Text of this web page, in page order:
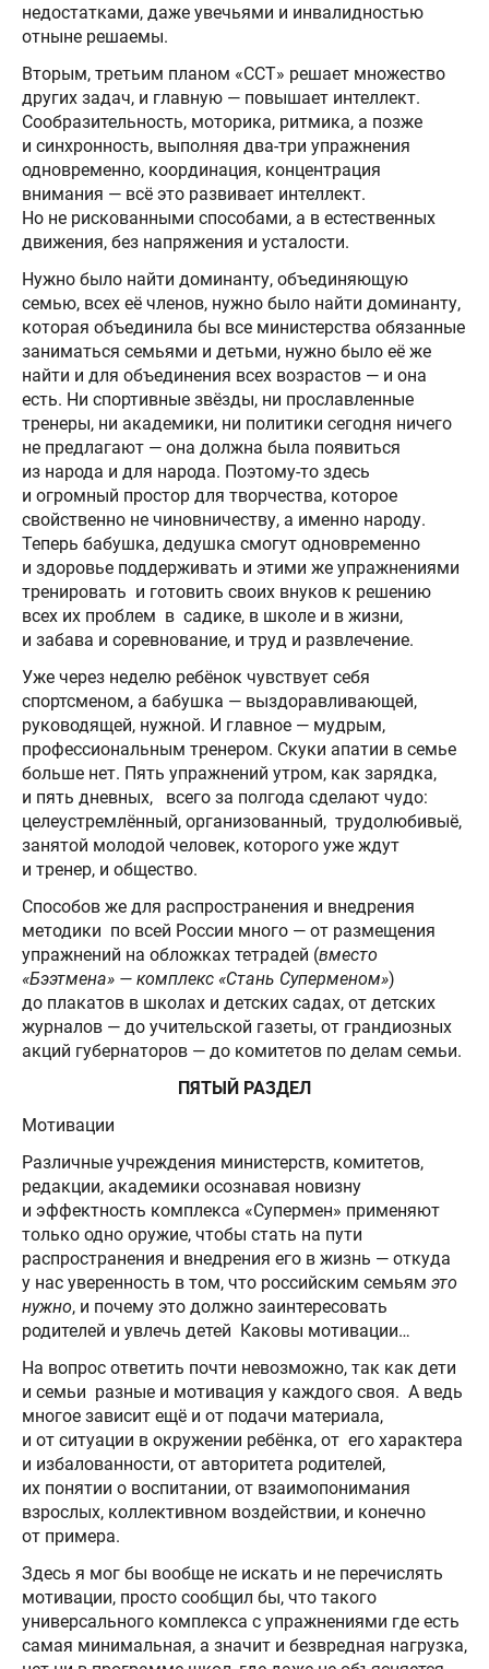
недостатками, даже увечьями и инвалидностью
отныне решаемы.
Вторым, третьим планом «ССТ» решает множество
других задач, и главную — повышает интеллект.
Сообразительность, моторика, ритмика, а позже
и синхронность, выполняя два-три упражнения
одновременно, координация, концентрация
внимания — всё это развивает интеллект.
Но не рискованными способами, а в естественных
движения, без напряжения и усталости.
Нужно было найти доминанту, объединяющую
семью, всех её членов, нужно было найти доминанту,
которая объединила бы все министерства обязанные
заниматься семьями и детьми, нужно было её же
найти и для объединения всех возрастов — и она
есть. Ни спортивные звёзды, ни прославленные
тренеры, ни академики, ни политики сегодня ничего
не предлагают — она должна была появиться
из народа и для народа. Поэтому-то здесь
и огромный простор для творчества, которое
свойственно не чиновничеству, а именно народу.
Теперь бабушка, дедушка смогут одновременно
и здоровье поддерживать и этими же упражнениями
тренировать и готовить своих внуков к решению
всех их проблем в садике, в школе и в жизни,
и забава и соревнование, и труд и развлечение.
Уже через неделю ребёнок чувствует себя
спортсменом, а бабушка — выздоравливающей,
руководящей, нужной. И главное — мудрым,
профессиональным тренером. Скуки апатии в семье
больше нет. Пять упражнений утром, как зарядка,
и пять дневных, всего за полгода сделают чудо:
целеустремлённый, организованный, трудолюбивыё,
занятой молодой человек, которого уже ждут
и тренер, и общество.
Способов же для распространения и внедрения
методики по всей России много — от размещения
упражнений на обложках тетрадей (вместо
«Бээтмена» — комплекс «Стань Суперменом»)
до плакатов в школах и детских садах, от детских
журналов — до учительской газеты, от грандиозных
акций губернаторов — до комитетов по делам семьи.
ПЯТЫЙ РАЗДЕЛ
Мотивации
Различные учреждения министерств, комитетов,
редакции, академики осознавая новизну
и эффектность комплекса «Супермен» применяют
только одно оружие, чтобы стать на пути
распространения и внедрения его в жизнь — откуда
у нас уверенность в том, что российским семьям это
нужно, и почему это должно заинтересовать
родителей и увлечь детей Каковы мотивации…
На вопрос ответить почти невозможно, так как дети
и семьи ­ разные и мотивация у каждого своя. А ведь
многое зависит ещё и от подачи материала,
и от ситуации в окружении ребёнка, от его характера
и избалованности, от авторитета родителей,
их понятии о воспитании, от взаимопонимания
взрослых, коллективном воздействии, и конечно
от примера.
Здесь я мог бы вообще не искать и не перечислять
мотивации, просто сообщил бы, что такого
универсального комплекса с упражнениями где есть
самая минимальная, а значит и безвредная нагрузка,